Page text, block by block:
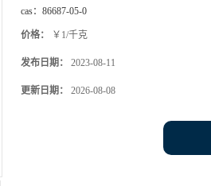
cas： 86687-05-0
价格： ￥1/千克
发布日期： 2023-08-11
更新日期： 2026-08-08